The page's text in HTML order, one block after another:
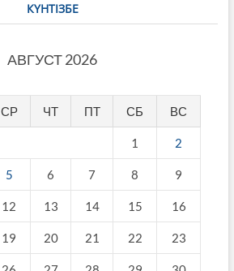
КҮНТІЗБЕ
АВГУСТ 2026
СР ЧТ ПТ СБ ВС
1 2
5 6 7 8 9
12 13 14 15 16
19 20 21 22 23